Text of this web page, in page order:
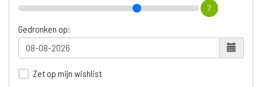
7
Gedronken op:
Zet op mijn wishlist